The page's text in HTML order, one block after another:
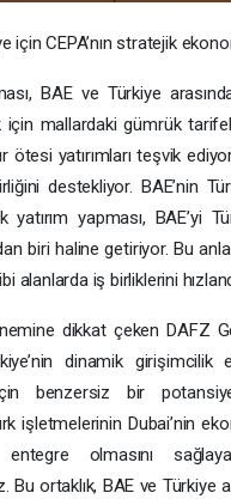
için CEPA’nın stratejik
BAE ve Türkiye
için mallardaki gümrük
ötesi yatırımları teşvik
destekliyor. BAE’nin
yatırım yapması, BAE’yi
biri haline getiriyor. Bu
alanlarda iş birliklerini
dikkat çeken DAFZ
dinamik girişimcilik
benzersiz bir
işletmelerinin Dubai’nin
olmasını
Bu ortaklık, BAE ve Türkiye